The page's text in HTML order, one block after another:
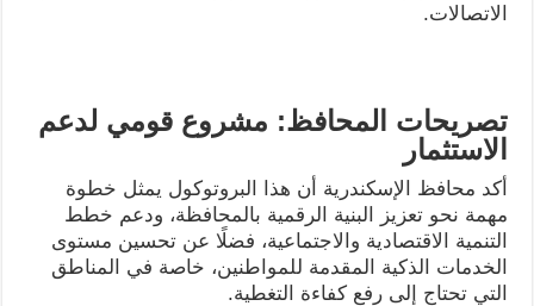
الاتصالات.
تصريحات المحافظ: مشروع قومي لدعم
الاستثمار
أكد محافظ الإسكندرية أن هذا البروتوكول يمثل خطوة
مهمة نحو تعزيز البنية الرقمية بالمحافظة، ودعم خطط
التنمية الاقتصادية والاجتماعية، فضلًا عن تحسين مستوى
الخدمات الذكية المقدمة للمواطنين، خاصة في المناطق
التي تحتاج إلى رفع كفاءة التغطية.